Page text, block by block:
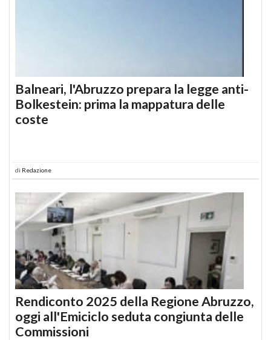
Balneari, l'Abruzzo prepara la legge anti-
Bolkestein: prima la mappatura delle
coste
di Redazione
Rendiconto 2025 della Regione Abruzzo,
oggi all'Emiciclo seduta congiunta delle
Commissioni